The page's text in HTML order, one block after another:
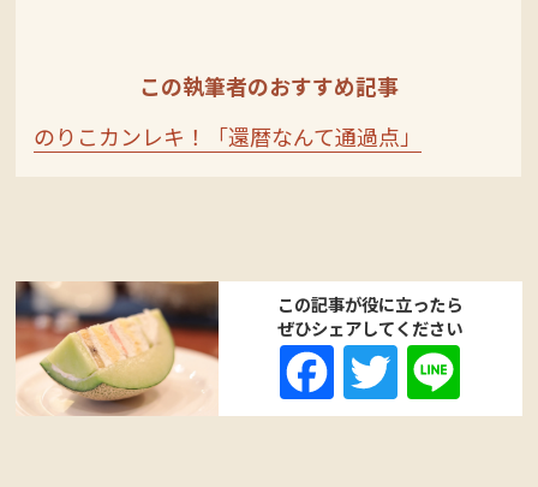
この執筆者のおすすめ記事
のりこカンレキ！「還暦なんて通過点」
この記事が役に立ったら
ぜひシェアしてください
Fa
ce
T
wi ne